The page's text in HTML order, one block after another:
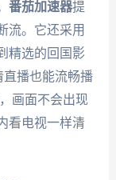
番茄加速器提
流。它还采用
精选的回国影
直播也能流畅播
画面不会出现
看电视一样清